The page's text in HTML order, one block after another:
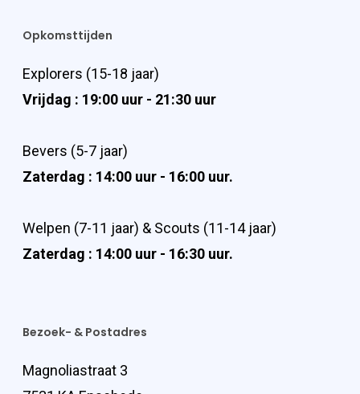
Opkomsttijden
Explorers (15-18 jaar)
Vrijdag : 19:00 uur - 21:30 uur
Bevers (5-7 jaar)
Zaterdag : 14:00 uur - 16:00 uur.
Welpen (7-11 jaar) & Scouts (11-14 jaar)
Zaterdag : 14:00 uur - 16:30 uur.
Bezoek- & Postadres
Magnoliastraat 3